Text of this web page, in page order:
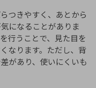
つきやすく、あとから
になることがありま
を行うことで、見た目を
なります。ただし、背
があり、使いにくいも